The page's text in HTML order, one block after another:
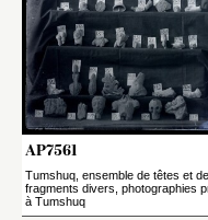
AP7561
Tumshuq, ensemble de têtes et de
fragments divers, photographies
à Tumshuq